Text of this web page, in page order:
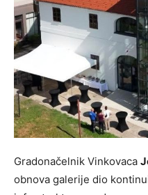
Gradonačelnik Vinkovaca
obnova galerije dio